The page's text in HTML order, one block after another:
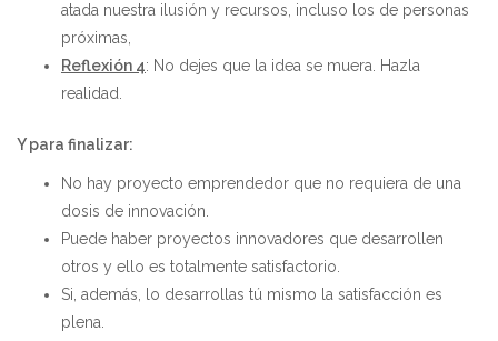
atada nuestra ilusión y recursos, incluso los de personas
próximas,
Reflexión 4: No dejes que la idea se muera. Hazla
realidad.
Y para finalizar:
No hay proyecto emprendedor que no requiera de una
dosis de innovación.
Puede haber proyectos innovadores que desarrollen
otros y ello es totalmente satisfactorio.
Si, además, lo desarrollas tú mismo la satisfacción es
plena.